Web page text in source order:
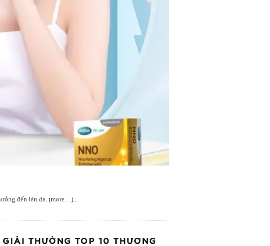
đến làn da. (more…)...
THƯỞNG TOP 10 THƯƠNG